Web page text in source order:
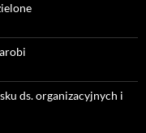
ds. organizacyjnych i